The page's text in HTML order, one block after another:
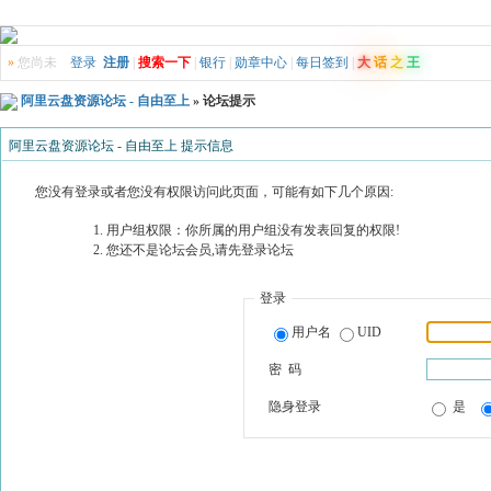
» 您尚未 登录 注册 搜索一下 银行 勋章中心 每日签到 大 话 之 王
阿里云盘资源论坛 - 自由至上 » 论坛提示
阿里云盘资源论坛 - 自由至上 提示信息
您没有登录或者您没有权限访问此页面，可能有如下几个原因:
用户组权限：你所属的用户组没有发表回复的权限!
您还不是论坛会员,请先登录论坛
登录
用户名 UID
密 码
隐身登录 是